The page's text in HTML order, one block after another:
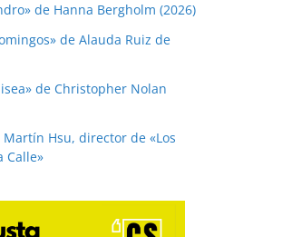
de Hanna Bergholm (2026)
de Alauda Ruiz de
de Christopher Nolan
Martín Hsu, director de «Los
Calle»